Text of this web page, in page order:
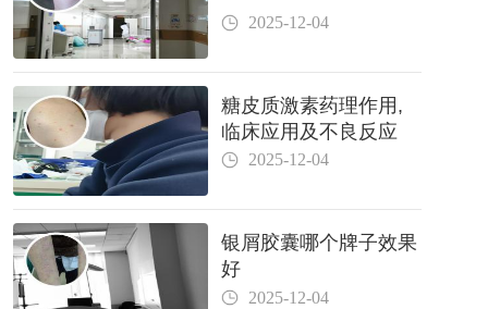
2025-12-04
糖皮质激素药理作用,
临床应用及不良反应
2025-12-04
银屑胶囊哪个牌子效果
好
2025-12-04